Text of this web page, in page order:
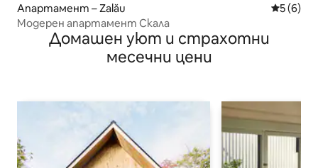
Апартамент – Zalău Средна
5 (6)
Модерен апартамент Скала
Домашен уют и страхотни
месечни цени